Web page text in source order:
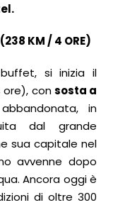
KM / 4 ORE)
si inizia il
ore), consosta a
in
dal grande
sua capitale nel
avvenne dopo
Ancora oggi è
di oltre 300